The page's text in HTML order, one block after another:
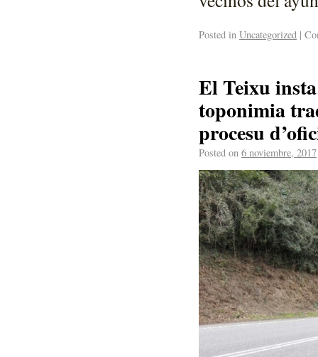
Posted in Uncategorized |
El Teixu
toponimia
procesu
Posted on 6 noviembre, 2017